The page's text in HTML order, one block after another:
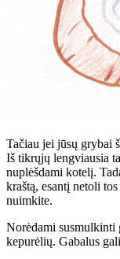
Tačiau jei jūsų grybai
Iš tikrųjų lengviausia
nuplėšdami kotelį.
kraštą, esantį netoli
nuimkite.
Norėdami susmulkinti
kepurėlių. Gabalus